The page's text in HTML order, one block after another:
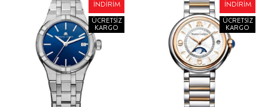
İNDIRIM
ÜCRETSIZ
KARGO
İNDIRIM
ÜCRETSIZ
KARGO